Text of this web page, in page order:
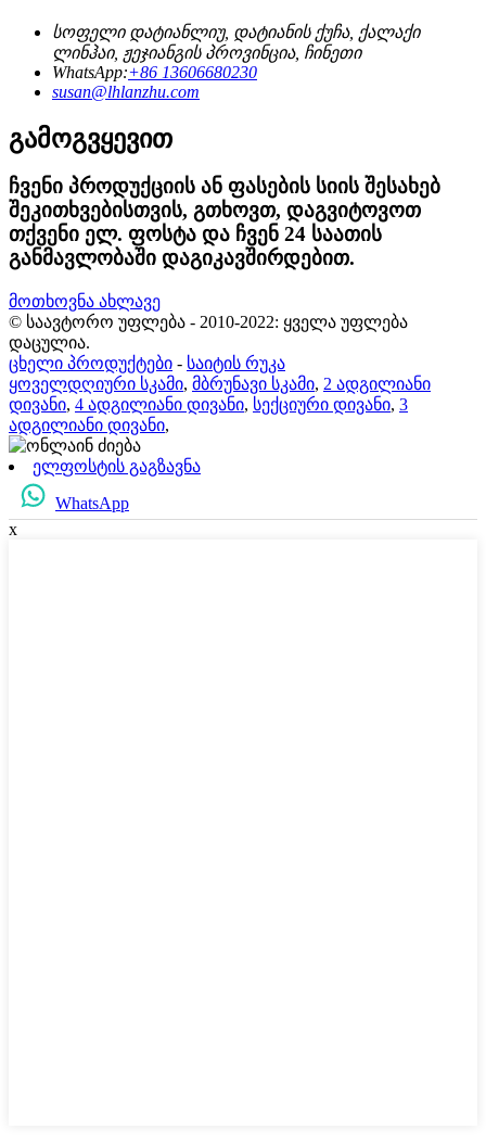
სოფელი დატიანლიუ, დატიანის ქუჩა, ქალაქი
ლინჰაი, ჟეჯიანგის პროვინცია, ჩინეთი
WhatsApp:+86 13606680230
susan@lhlanzhu.com
გამოგვყევით
ჩვენი პროდუქციის ან ფასების სიის შესახებ
შეკითხვებისთვის, გთხოვთ, დაგვიტოვოთ
თქვენი ელ. ფოსტა და ჩვენ 24 საათის
განმავლობაში დაგიკავშირდებით.
მოთხოვნა ახლავე
© საავტორო უფლება - 2010-2022: ყველა უფლება
დაცულია.
ცხელი პროდუქტები - საიტის რუკა
ყოველდღიური სკამი, მბრუნავი სკამი, 2 ადგილიანი
დივანი, 4 ადგილიანი დივანი, სექციური დივანი, 3
ადგილიანი დივანი,
ელფოსტის გაგზავნა
WhatsApp
x